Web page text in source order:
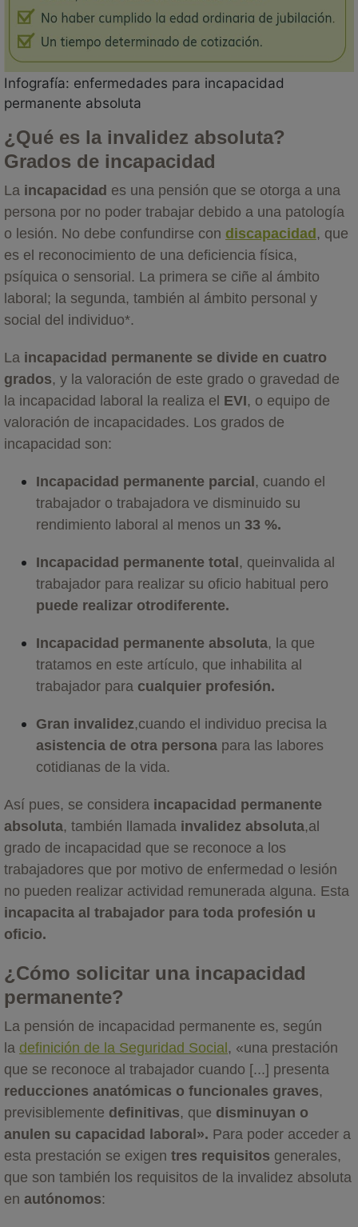
Infografía: enfermedades para incapacidad
permanente absoluta
¿Qué es la invalidez absoluta?
Grados de incapacidad
La incapacidad es una pensión que se otorga a una
persona por no poder trabajar debido a una patología
o lesión. No debe confundirse con discapacidad, que
es el reconocimiento de una deficiencia física,
psíquica o sensorial. La primera se ciñe al ámbito
laboral; la segunda, también al ámbito personal y
social del individuo*.
La incapacidad permanente se divide en cuatro
grados, y la valoración de este grado o gravedad de
la incapacidad laboral la realiza el EVI, o equipo de
valoración de incapacidades. Los grados de
incapacidad son:
Incapacidad permanente parcial, cuando el
trabajador o trabajadora ve disminuido su
rendimiento laboral al menos un 33 %.
Incapacidad permanente total, queinvalida al
trabajador para realizar su oficio habitual pero
puede realizar otrodiferente.
Incapacidad permanente absoluta, la que
tratamos en este artículo, que inhabilita al
trabajador para cualquier profesión.
Gran invalidez,cuando el individuo precisa la
asistencia de otra persona para las labores
cotidianas de la vida.
Así pues, se considera incapacidad permanente
absoluta, también llamada invalidez absoluta,al
grado de incapacidad que se reconoce a los
trabajadores que por motivo de enfermedad o lesión
no pueden realizar actividad remunerada alguna. Esta
incapacita al trabajador para toda profesión u
oficio.
¿Cómo solicitar una incapacidad
permanente?
La pensión de incapacidad permanente es, según
la definición de la Seguridad Social, «una prestación
que se reconoce al trabajador cuando [...] presenta
reducciones anatómicas o funcionales graves,
previsiblemente definitivas, que disminuyan o
anulen su capacidad laboral». Para poder acceder a
esta prestación se exigen tres requisitos generales,
que son también los requisitos de la invalidez absoluta
en autónomos: